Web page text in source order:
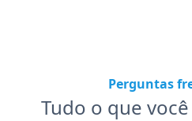
Perguntas
Tudo o que